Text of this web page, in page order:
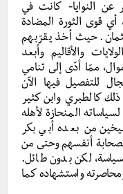
عن النوايا- كانت في
أي قوى الثورة المضادة
حيث أخذ يقرّبهم
والأقاليم وأبعد
ممّا أدّى إلى تنامي
للتفصيل فيها الآن
كالطبري وابن كثير
المنحازة لأهله
من بعده أبي بكر
أنفسهم وحتى من
لكن بدون طائل.
واستشهاده كما